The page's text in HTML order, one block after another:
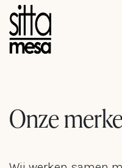
Overslaan naar inhoud
Onze